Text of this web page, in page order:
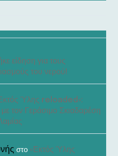
είδηση για τους
του νερού!
Ύλης reloaded»:
με τον Γεράσιμο Σκιαδαρέση
στο «Εκτός Ύλης